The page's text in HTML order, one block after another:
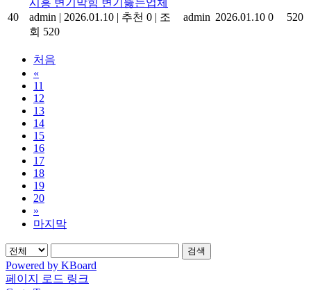
40
시흥 변기막힘 변기뚫는업체
admin | 2026.01.10 | 추천 0 | 조
회 520
admin 2026.01.10 0 520
처음
«
11
12
13
14
15
16
17
18
19
20
»
마지막
검색
Powered by KBoard
페이지 로드 링크